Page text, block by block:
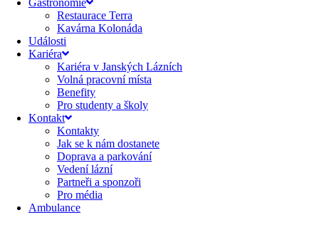
Gastronomie
Restaurace Terra
Kavárna Kolonáda
Události
Kariéra
Kariéra v Janských Lázních
Volná pracovní místa
Benefity
Pro studenty a školy
Kontakt
Kontakty
Jak se k nám dostanete
Doprava a parkování
Vedení lázní
Partneři a sponzoři
Pro média
Ambulance